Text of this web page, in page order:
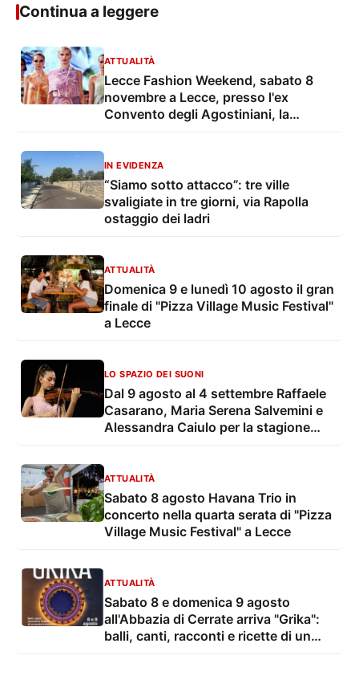
Continua a leggere
ATTUALITÀ
Lecce Fashion Weekend, sabato 8
novembre a Lecce, presso l'ex
Convento degli Agostiniani, la
IN EVIDENZA
“Siamo sotto attacco”: tre ville
svaligiate in tre giorni, via Rapolla
ostaggio dei ladri
ATTUALITÀ
Domenica 9 e lunedì 10 agosto il gran
finale di "Pizza Village Music Festival"
a Lecce
LO SPAZIO DEI SUONI
Dal 9 agosto al 4 settembre Raffaele
Casarano, Maria Serena Salvemini e
Alessandra Caiulo per la stagione
ATTUALITÀ
Sabato 8 agosto Havana Trio in
concerto nella quarta serata di "Pizza
Village Music Festival" a Lecce
ATTUALITÀ
Sabato 8 e domenica 9 agosto
all'Abbazia di Cerrate arriva "Grika":
balli, canti, racconti e ricette di un